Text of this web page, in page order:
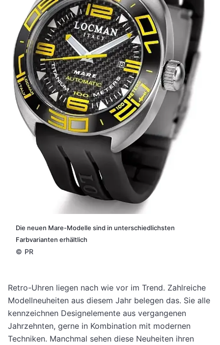
Die neuen Mare-Modelle sind in unterschiedlichsten
Farbvarianten erhältlich
© PR
Retro-Uhren liegen nach wie vor im Trend. Zahlreiche
Modellneuheiten aus diesem Jahr belegen das. Sie alle
kennzeichnen Designelemente aus vergangenen
Jahrzehnten, gerne in Kombination mit modernen
Techniken. Manchmal sehen diese Neuheiten ihren